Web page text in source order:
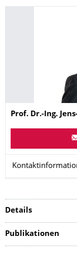
Name
Prof. Dr.-Ing.
Details
Publikationen